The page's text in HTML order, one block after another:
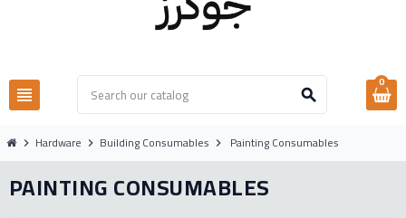
view_headline search
0
chevron_right Hardware chevron_right Building Consumables chevron_right Painting Consumables
PAINTING CONSUMABLES